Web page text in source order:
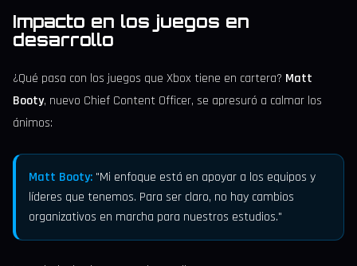
Impacto en los juegos en
desarrollo
¿Qué pasa con los juegos que Xbox tiene en cartera? Matt
Booty, nuevo Chief Content Officer, se apresuró a calmar los
ánimos:
Matt Booty: "Mi enfoque está en apoyar a los equipos y
líderes que tenemos. Para ser claro, no hay cambios
organizativos en marcha para nuestros estudios."